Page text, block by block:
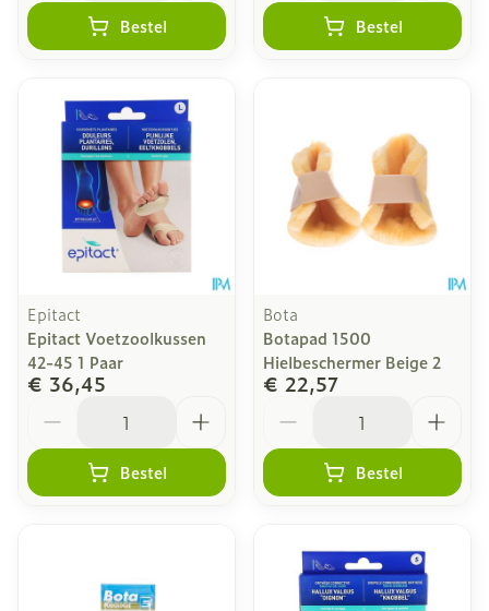
Bestel Bestel
Epitact
Epitact Voetzoolkussen
42-45 1 Paar
€ 36,45
Bestel
Bota
Botapad 1500
Hielbeschermer Beige 2
€ 22,57
Bestel